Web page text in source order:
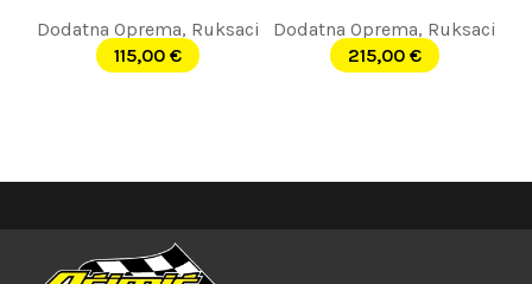
Dodatna Oprema, Ruksaci
115,00 €
Dodatna Oprema, Ruksaci
215,00 €